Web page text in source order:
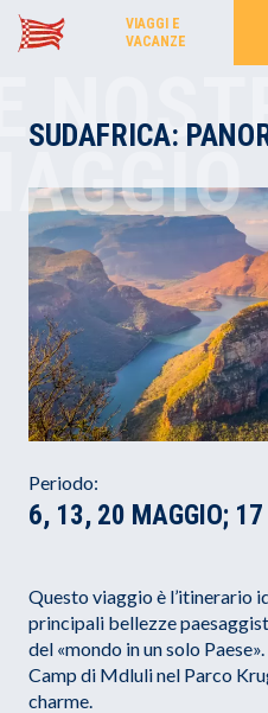
VIAGGI E
VACANZE
SUDAFRICA:
Periodo:
6, 13, 20 MAGGIO; 17
Questo viaggio è l’itinerario
principali bellezze
del «mondo in un solo
Camp di Mdluli nel Parco
charme.